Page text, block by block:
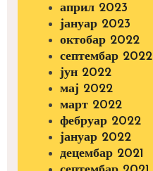
април 2023
јануар 2023
октобар 2022
септембар 2022
јун 2022
мај 2022
март 2022
фебруар 2022
јануар 2022
децембар 2021